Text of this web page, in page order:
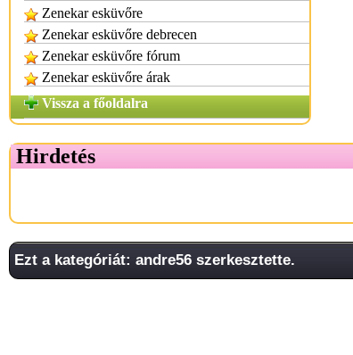
Zenekar esküvőre
Zenekar esküvőre debrecen
Zenekar esküvőre fórum
Zenekar esküvőre árak
Vissza a főoldalra
Hirdetés
Ezt a kategóriát: andre56 szerkesztette.